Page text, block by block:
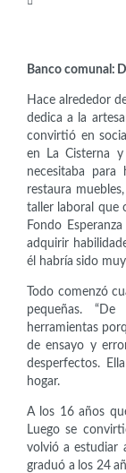
Banco comunal:
Hace alrededor
dedica a la
convirtió en
en La Cisterna
necesitaba para
restaura
taller laboral que
Fondo
adquirir
él habría sido
Todo comenzó
pequeñas.
herramientas
de ensayo y
desperfectos.
hogar.
A los 16 años
Luego se
volvió a estudiar
graduó a los 24